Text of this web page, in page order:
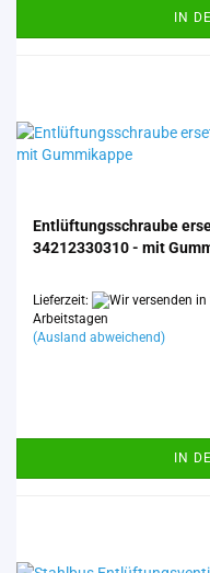
IN
Ent­lüf­tungs­schrau­be
34212330310 - mit
Lieferzeit:
Arbeitstagen
(Ausland abweichend)
IN